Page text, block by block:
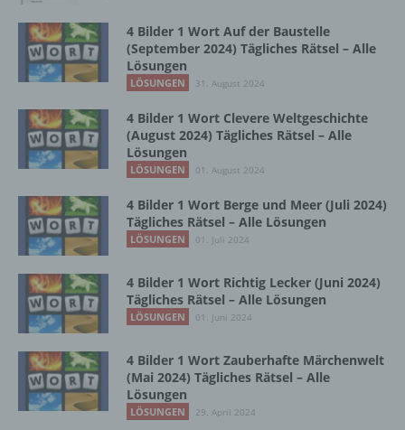
4 Bilder 1 Wort Auf der Baustelle
(September 2024) Tägliches Rätsel – Alle
Lösungen
LÖSUNGEN 31. August 2024
4 Bilder 1 Wort Clevere Weltgeschichte
(August 2024) Tägliches Rätsel – Alle
Lösungen
LÖSUNGEN 01. August 2024
4 Bilder 1 Wort Berge und Meer (Juli 2024)
Tägliches Rätsel – Alle Lösungen
LÖSUNGEN 01. Juli 2024
4 Bilder 1 Wort Richtig Lecker (Juni 2024)
Tägliches Rätsel – Alle Lösungen
LÖSUNGEN 01. Juni 2024
4 Bilder 1 Wort Zauberhafte Märchenwelt
(Mai 2024) Tägliches Rätsel – Alle
Lösungen
LÖSUNGEN 29. April 2024
Zusammenhang mit personenbezogenen
Daten wie das Erheben, das Erfassen, die
Organisation, das Ordnen, die Speicherung,
die Anpassung oder Veränderung, das
die Offenlegung durch Übermittlung,
Verbreitung oder eine andere Form der
Bereitstellung, den Abgleich oder die
Verknüpfung, die Einschränkung, das
d) Einschränkung der Verarbeitung
Einschränkung der Verarbeitung ist die
Markierung gespeicherter
personenbezogener Daten mit dem Ziel, ihre
e) Profiling